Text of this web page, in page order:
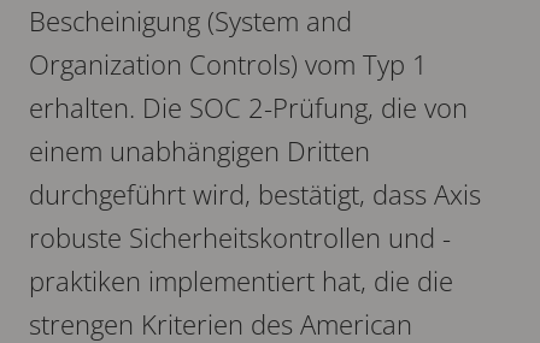
Bescheinigung (System and
Organization Controls) vom Typ 1
erhalten. Die SOC 2-Prüfung, die von
einem unabhängigen Dritten
durchgeführt wird, bestätigt, dass Axis
robuste Sicherheitskontrollen und -
praktiken implementiert hat, die die
strengen Kriterien des American